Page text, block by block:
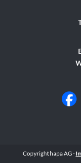
Copyright hapa AG ·